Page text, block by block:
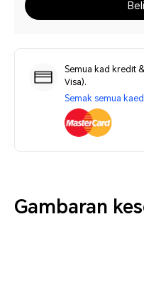
Semua kad kredit
Visa).
Semak semua
Gambaran